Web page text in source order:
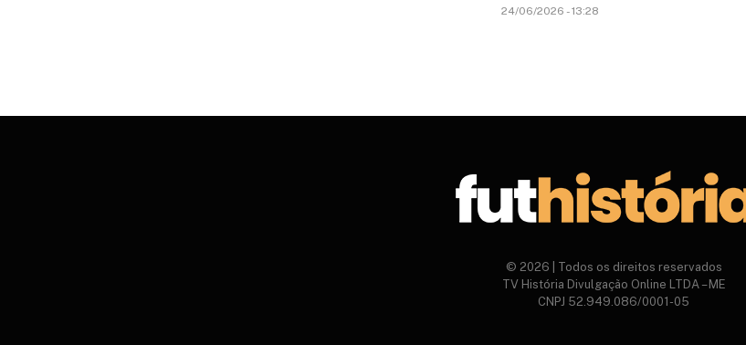
24/06/2026 - 13:28
© 2026 | Todos os direitos reservados
TV História Divulgação Online LTDA – ME
CNPJ 52.949.086/0001-05